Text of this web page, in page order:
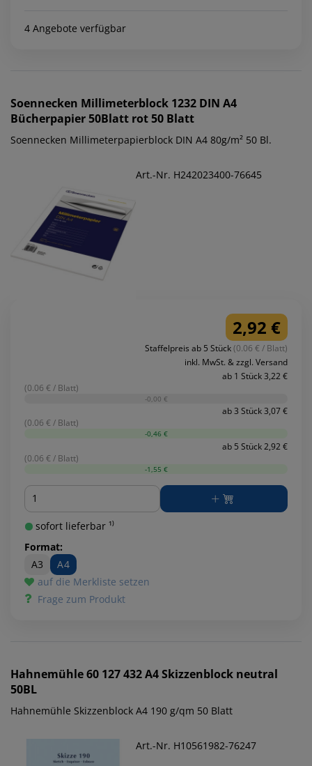
4 Angebote verfügbar
Soennecken Millimeterblock 1232 DIN A4
Bücherpapier 50Blatt rot 50 Blatt
Soennecken Millimeterpapierblock DIN A4 80g/m² 50 Bl.
Art.-Nr. H242023400-76645
2,92 €
Staffelpreis ab 5 Stück(0.06 € / Blatt)
inkl. MwSt. & zzgl. Versand
ab 1 Stück 3,22 €
(0.06 € / Blatt)
-0,00 €
ab 3 Stück 3,07 €
(0.06 € / Blatt)
-0,46 €
ab 5 Stück 2,92 €
(0.06 € / Blatt)
-1,55 €
Menge
sofort lieferbar ¹⁾
Format:
A3
A4
auf die Merkliste setzen
Frage zum Produkt
Hahnemühle60 127 432 A4 Skizzenblock neutral
50BL
Hahnemühle Skizzenblock A4 190 g/qm 50 Blatt
Art.-Nr. H10561982-76247